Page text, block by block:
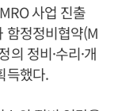
사업 진출
함정정비협약(M
정비·수리·개
득했다.